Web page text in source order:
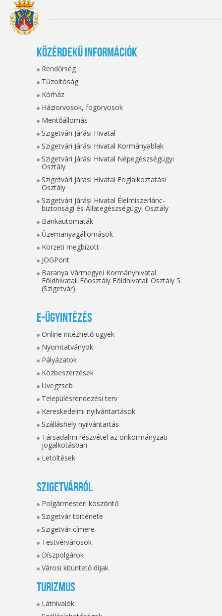
Közérdekű információk
Rendőrség
Tűzoltóság
Kórház
Háziorvosok, fogorvosok
Mentőállomás
Szigetvári Járási Hivatal
Szigetvári Járási Hivatal Kormányablak
Szigetvári Járási Hivatal Népegészségügyi
Osztály
Szigetvári Járási Hivatal Foglalkoztatási
Osztály
Szigetvári Járási Hivatal Élelmiszerlánc-
biztonsági és Állategészségügyi Osztály
Bankautomaták
Üzemanyagállomások
Körzeti megbízott
JOGPont
Baranya Vármegyei Kormányhivatal
Földhivatali Főosztály Földhivatali Osztály 5.
(Szigetvár)
E-ügyintézés
Online intézhető ügyek
Nyomtatványok
Pályázatok
Közbeszerzések
Üvegzseb
Településrendezési terv
Kereskedelmi nyilvántartások
Szálláshely nyilvántartás
Társadalmi részvétel az önkormányzati
jogalkotásban
Letöltések
Szigetvárról
Polgármesteri köszöntő
Szigetvár története
Szigetvár címere
Testvérvárosok
Díszpolgárok
Városi kitüntető díjak
Turizmus
Látnivalók